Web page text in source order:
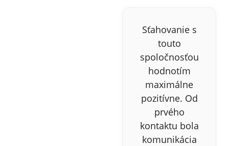
Sťahovanie s
touto
spoločnosťou
hodnotím
maximálne
pozitívne. Od
prvého
kontaktu bola
komunikácia